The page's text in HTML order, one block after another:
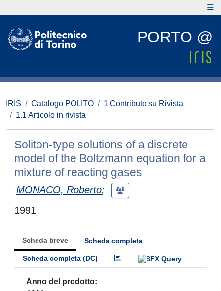
PORTO @
IRIS Catalogo POLITO
1 Contributo su Rivista
1.1 Articolo in rivista
Soliton-type solutions of a discrete
model of the Boltzmann equation for a
mixture of reacting gases
MONACO, Roberto;
1991
Scheda breve Scheda completa
Scheda completa (DC)
Anno del prodotto